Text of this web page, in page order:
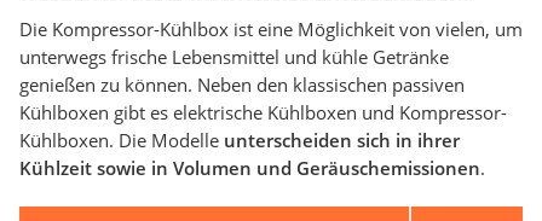
Die Kompressor-Kühlbox ist eine Möglichkeit von vielen, um
unterwegs frische Lebensmittel und kühle Getränke
genießen zu können. Neben den klassischen passiven
Kühlboxen gibt es elektrische Kühlboxen und Kompressor-
Kühlboxen. Die Modelle unterscheiden sich in ihrer
Kühlzeit sowie in Volumen und Geräuschemissionen.